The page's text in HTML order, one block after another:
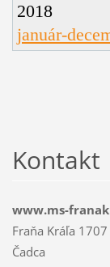
2018
január-
Kontakt
www.ms-
Fraňa Kráľa 1707
Čadca